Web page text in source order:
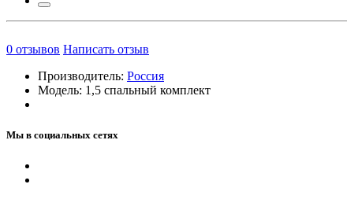
0 отзывов Написать отзыв
Производитель: Россия
Модель: 1,5 спальный комплект
Мы в социальных сетях